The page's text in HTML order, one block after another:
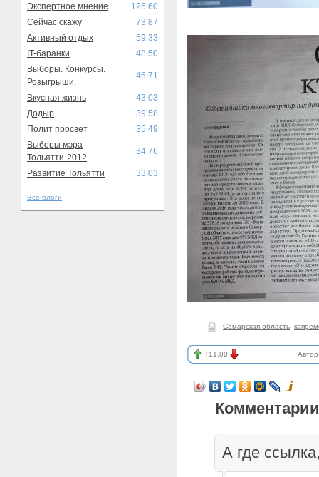
Экспертное мнение
126.60
Сейчас скажу
73.87
Активный отдых
59.33
IT-баранки
48.50
Выборы. Конкурсы.
Розыгрыши.
46.71
Вкусная жизнь
43.03
Додыр
39.58
Полит просвет
35.49
Выборы мэра
Тольятти-2012
34.76
Развитие Тольятти 33.03
Все блоги
Самарская область
+11.00
А где